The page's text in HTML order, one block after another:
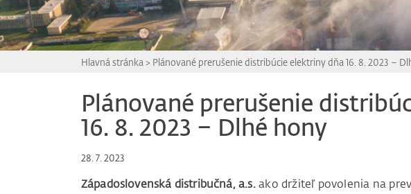
Hlavná stránka > Plánované prerušenie distribúcie elektriny dňa 16. 8. 2023 –
Plánované prerušenie
16. 8. 2023 – Dlhé hony
28. 7. 2023
Západoslovenská distribučná, a.s.ako držiteľ povolenia na